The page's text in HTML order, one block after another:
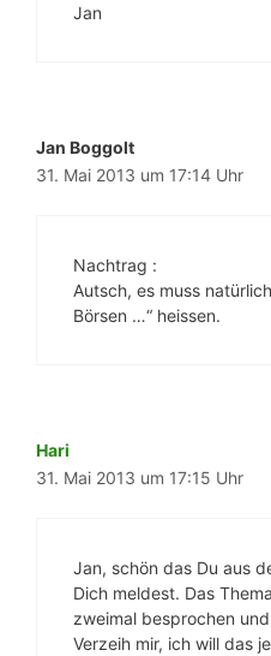
Jan
Jan Boggolt
31. Mai 2013 um 17:14 Uhr
Nachtrag :
Autsch, es muss
Börsen …“ heissen.
Hari
31. Mai 2013 um 17:15 Uhr
Jan, schön das Du aus
Dich meldest. Das
zweimal besprochen
Verzeih mir, ich will das